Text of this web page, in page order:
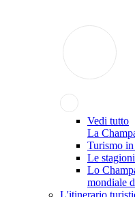
Vedi tutto
La
Turismo
Le
Lo
mondiale